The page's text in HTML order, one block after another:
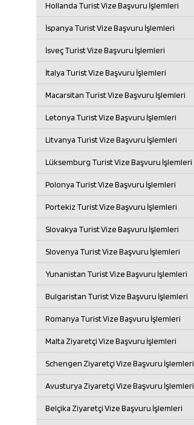
Hollanda Turist Vize Başvuru İşlemleri
İspanya Turist Vize Başvuru İşlemleri
İsveç Turist Vize Başvuru İşlemleri
İtalya Turist Vize Başvuru İşlemleri
Macarsitan Turist Vize Başvuru İşlemleri
Letonya Turist Vize Başvuru İşlemleri
Litvanya Turist Vize Başvuru İşlemleri
Lüksemburg Turist Vize Başvuru İşlemleri
Polonya Turist Vize Başvuru İşlemleri
Portekiz Turist Vize Başvuru İşlemleri
Slovakya Turist Vize Başvuru İşlemleri
Slovenya Turist Vize Başvuru İşlemleri
Yunanistan Turist Vize Başvuru İşlemleri
Bulgaristan Turist Vize Başvuru İşlemleri
Romanya Turist Vize Başvuru İşlemleri
Malta Ziyaretçi Vize Başvuru İşlemleri
Schengen Ziyaretçi Vize Başvuru İşlemleri
Avusturya Ziyaretçi Vize Başvuru İşlemleri
Belçika Ziyaretçi Vize Başvuru İşlemleri